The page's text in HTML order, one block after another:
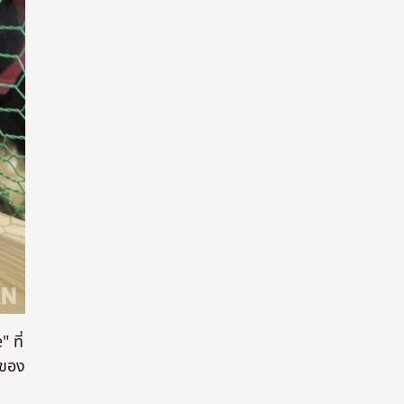
ที่
อง